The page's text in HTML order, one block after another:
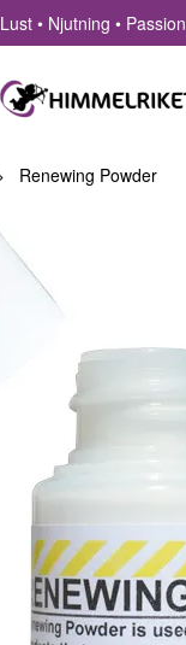
Lust • Njutning • Passion
Renewing Powder